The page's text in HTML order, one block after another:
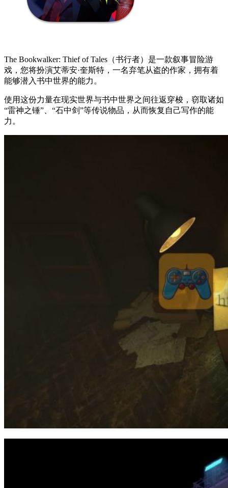
The Bookwalker: Thief of Tales（书行者）是一款叙事冒险游
戏，您将扮演艾蒂安·奎斯特，一名弃笔从盗的作家，拥有着
能够潜入书中世界的能力。
使用这份力量在现实世界与书中世界之间往返穿梭，窃取诸如
“雷神之锤”、“石中剑”等传说物品，从而恢复自己写作的能
力。